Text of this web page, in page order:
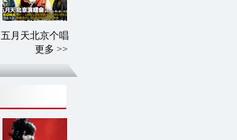
五月天北京个唱
更多 >>